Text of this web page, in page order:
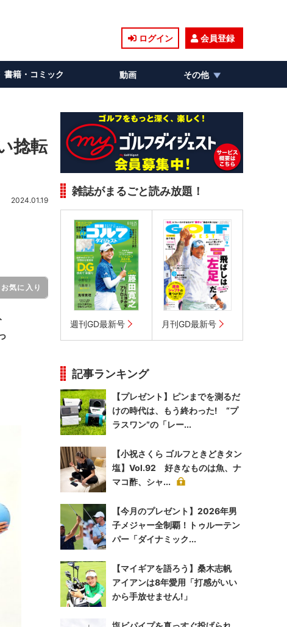
ログイン 会員登録
書籍・コミック 動画 その他
捻転
2024.01.19
お気に入り
雑誌がまるごと読み放題！
週刊GD最新号 月刊GD最新号
記事ランキング
【プレゼント】ピンまでを測るだ
けの時代は、もう終わった! “プ
ラスワン”の「レー...
【小祝さくら ゴルフときどきタン
塩】Vol.92 好きなものは魚、ナ
マコ酢、シャ...
【今月のプレゼント】2026年男
子メジャー全制覇！トゥルーテン
パー「ダイナミック...
【マイギアを語ろう】桑木志帆
アイアンは8年愛用「打感がいい
から手放せません!」